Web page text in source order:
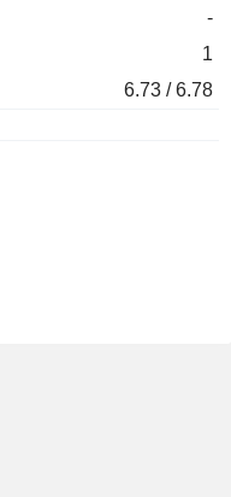
-
1
6.73 / 6.78